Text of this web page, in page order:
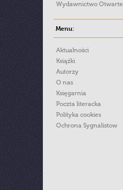
Wydawnictwo Otwarte
Menu:
Aktualności
Książki
Autorzy
O nas
Księgarnia
Poczta literacka
Polityka cookies
Ochrona Sygnalistow